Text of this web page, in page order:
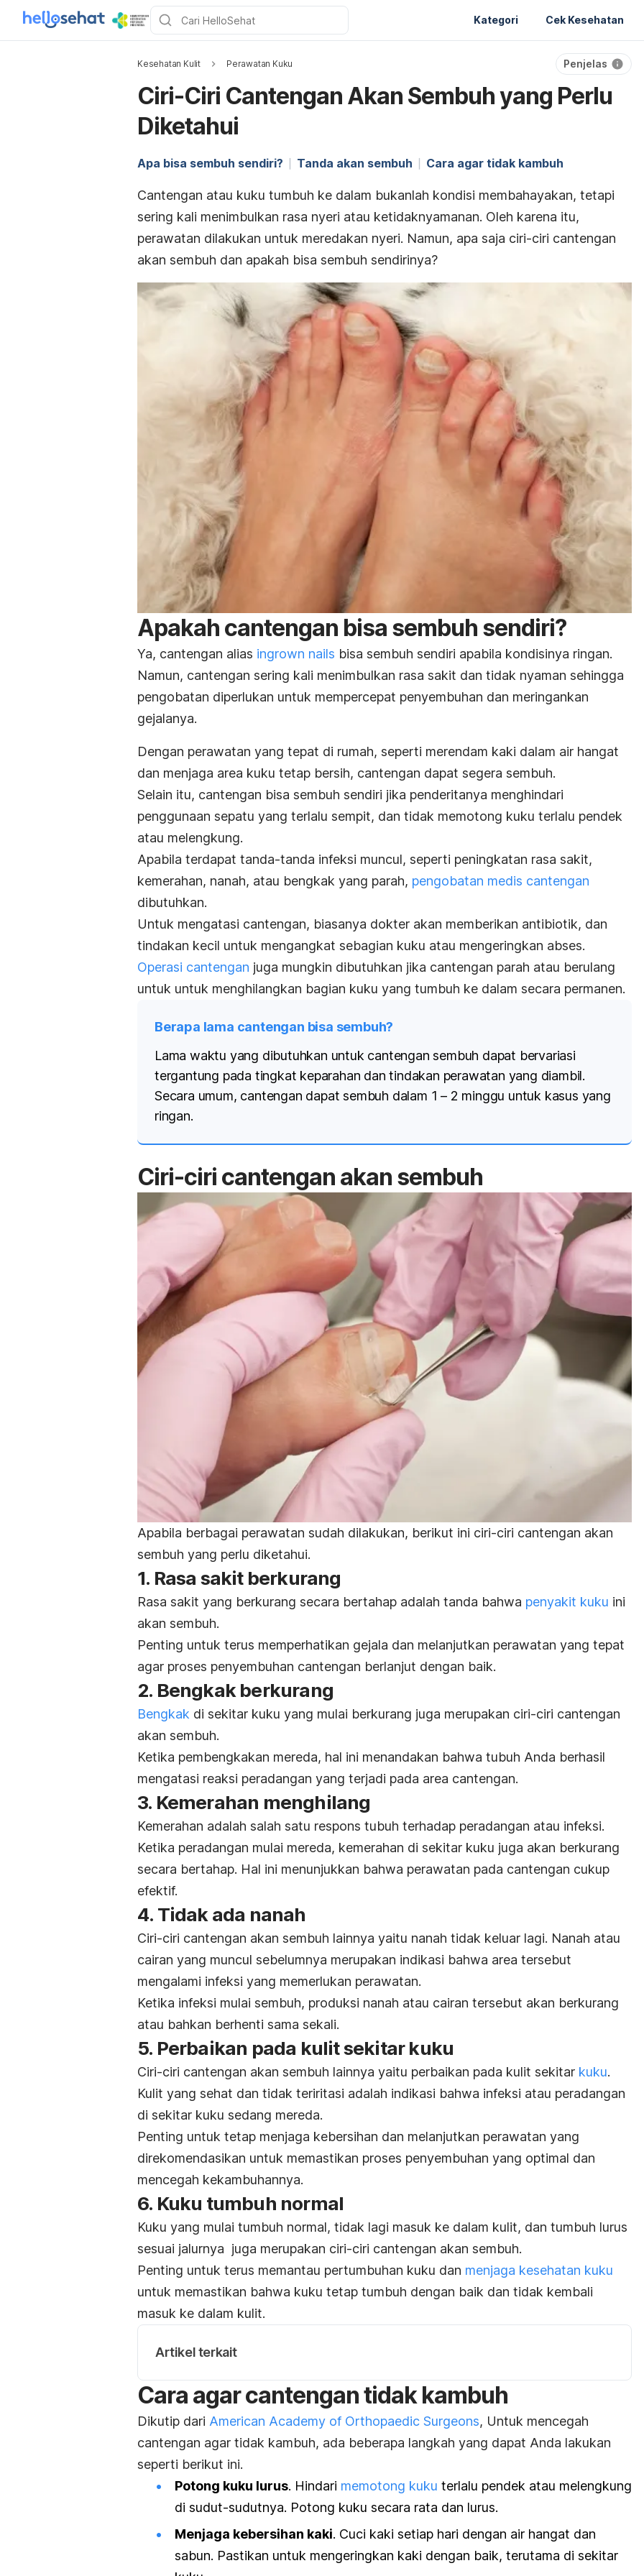
Kategori Cek Kesehatan
Kesehatan Kulit Perawatan Kuku Penjelas
Ciri-Ciri Cantengan Akan Sembuh yang Perlu
Diketahui
Apa bisa sembuh sendiri? Tanda akan sembuh Cara agar tidak kambuh
Cantengan atau kuku tumbuh ke dalam bukanlah kondisi membahayakan, tetapi
sering kali menimbulkan rasa nyeri atau ketidaknyamanan. Oleh karena itu,
perawatan dilakukan untuk meredakan nyeri. Namun, apa saja ciri-ciri cantengan
akan sembuh dan apakah bisa sembuh sendirinya?
Apakah cantengan bisa sembuh sendiri?
Ya, cantengan alias ingrown nails bisa sembuh sendiri apabila kondisinya ringan.
Namun, cantengan sering kali menimbulkan rasa sakit dan tidak nyaman sehingga
pengobatan diperlukan untuk mempercepat penyembuhan dan meringankan
gejalanya.
Dengan perawatan yang tepat di rumah, seperti merendam kaki dalam air hangat
dan menjaga area kuku tetap bersih, cantengan dapat segera sembuh.
Selain itu, cantengan bisa sembuh sendiri jika penderitanya menghindari
penggunaan sepatu yang terlalu sempit, dan tidak memotong kuku terlalu pendek
atau melengkung.
Apabila terdapat tanda-tanda infeksi muncul, seperti peningkatan rasa sakit,
kemerahan, nanah, atau bengkak yang parah, pengobatan medis cantengan
dibutuhkan.
Untuk mengatasi cantengan, biasanya dokter akan memberikan antibiotik, dan
tindakan kecil untuk mengangkat sebagian kuku atau mengeringkan abses.
Operasi cantengan juga mungkin dibutuhkan jika cantengan parah atau berulang
untuk untuk menghilangkan bagian kuku yang tumbuh ke dalam secara permanen.
Berapa lama cantengan bisa sembuh?
Lama waktu yang dibutuhkan untuk cantengan sembuh dapat bervariasi
tergantung pada tingkat keparahan dan tindakan perawatan yang diambil.
Secara umum, cantengan dapat sembuh dalam 1 – 2 minggu untuk kasus yang
ringan.
Ciri-ciri cantengan akan sembuh
Apabila berbagai perawatan sudah dilakukan, berikut ini ciri-ciri cantengan akan
sembuh yang perlu diketahui.
1. Rasa sakit berkurang
Rasa sakit yang berkurang secara bertahap adalah tanda bahwa penyakit kuku ini
akan sembuh.
Penting untuk terus memperhatikan gejala dan melanjutkan perawatan yang tepat
agar proses penyembuhan cantengan berlanjut dengan baik.
2. Bengkak berkurang
Bengkak di sekitar kuku yang mulai berkurang juga merupakan ciri-ciri cantengan
akan sembuh.
Ketika pembengkakan mereda, hal ini menandakan bahwa tubuh Anda berhasil
mengatasi reaksi peradangan yang terjadi pada area cantengan.
3. Kemerahan menghilang
Kemerahan adalah salah satu respons tubuh terhadap peradangan atau infeksi.
Ketika peradangan mulai mereda, kemerahan di sekitar kuku juga akan berkurang
secara bertahap. Hal ini menunjukkan bahwa perawatan pada cantengan cukup
efektif.
4. Tidak ada nanah
Ciri-ciri cantengan akan sembuh lainnya yaitu nanah tidak keluar lagi. Nanah atau
cairan yang muncul sebelumnya merupakan indikasi bahwa area tersebut
mengalami infeksi yang memerlukan perawatan.
Ketika infeksi mulai sembuh, produksi nanah atau cairan tersebut akan berkurang
atau bahkan berhenti sama sekali.
5. Perbaikan pada kulit sekitar kuku
Ciri-ciri cantengan akan sembuh lainnya yaitu perbaikan pada kulit sekitar kuku.
Kulit yang sehat dan tidak teriritasi adalah indikasi bahwa infeksi atau peradangan
di sekitar kuku sedang mereda.
Penting untuk tetap menjaga kebersihan dan melanjutkan perawatan yang
direkomendasikan untuk memastikan proses penyembuhan yang optimal dan
mencegah kekambuhannya.
6. Kuku tumbuh normal
Kuku yang mulai tumbuh normal, tidak lagi masuk ke dalam kulit, dan tumbuh lurus
sesuai jalurnya juga merupakan ciri-ciri cantengan akan sembuh.
Penting untuk terus memantau pertumbuhan kuku dan menjaga kesehatan kuku
untuk memastikan bahwa kuku tetap tumbuh dengan baik dan tidak kembali
masuk ke dalam kulit.
Artikel terkait
Cara agar cantengan tidak kambuh
Dikutip dari American Academy of Orthopaedic Surgeons, Untuk mencegah
cantengan agar tidak kambuh, ada beberapa langkah yang dapat Anda lakukan
seperti berikut ini.
Potong kuku lurus. Hindari memotong kuku terlalu pendek atau melengkung
di sudut-sudutnya. Potong kuku secara rata dan lurus.
Menjaga kebersihan kaki. Cuci kaki setiap hari dengan air hangat dan
sabun. Pastikan untuk mengeringkan kaki dengan baik, terutama di sekitar